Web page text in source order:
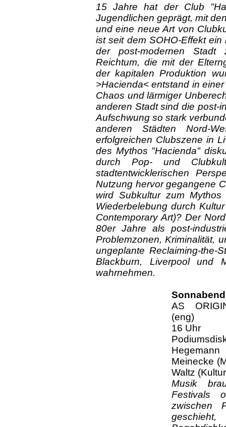
15 Jahre hat der Club
Jugendlichen geprägt, mit
und eine neue Art von
ist seit dem SOHO-Effekt
der post-modernen Stadt
Reichtum, die mit der
der kapitalen Produktion
>Hacienda< entstand in
Chaos und lärmiger
anderen Stadt sind die post-
Aufschwung so stark
anderen Städten Nord-
erfolgreichen Clubszene in
des Mythos "Hacienda"
durch Pop- und
stadtentwicklerischen
Nutzung hervor gegangene
wird Subkultur zum
Wiederbelebung durch
Contemporary Art)? Der
80er Jahre als post-
Problemzonen, Kriminalität,
ungeplante Reclaiming-the-
Blackburn, Liverpool und
wahrnehmen.
AS
(eng)
16 Uhr
Meinecke
Waltz
Musik
Festivals
zwischen